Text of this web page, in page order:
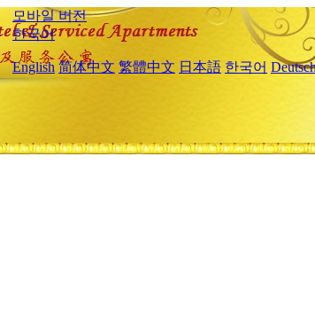
모바일 버전
한국어
English 简体中文 繁體中文 日本語 한국어